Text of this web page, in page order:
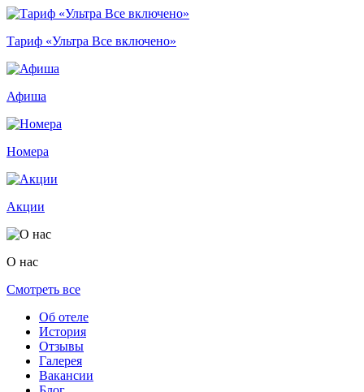
Тариф «Ультра Все включено»
Афиша
Номера
Акции
О нас
Смотреть все
Об отеле
История
Отзывы
Галерея
Вакансии